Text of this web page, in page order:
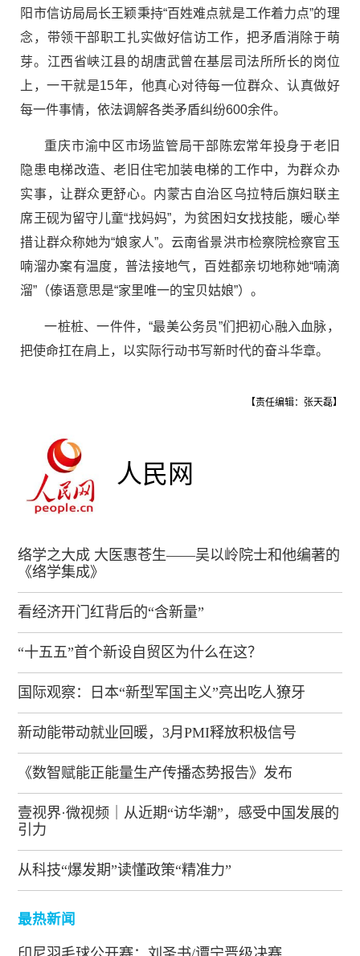
阳市信访局局长王颖秉持“百姓难点就是工作着力点”的理
念，带领干部职工扎实做好信访工作，把矛盾消除于萌
芽。江西省峡江县的胡唐武曾在基层司法所所长的岗位
上，一干就是15年，他真心对待每一位群众、认真做好
每一件事情，依法调解各类矛盾纠纷600余件。
重庆市渝中区市场监管局干部陈宏常年投身于老旧
隐患电梯改造、老旧住宅加装电梯的工作中，为群众办
实事，让群众更舒心。内蒙古自治区乌拉特后旗妇联主
席王砚为留守儿童“找妈妈”，为贫困妇女找技能，暖心举
措让群众称她为“娘家人”。云南省景洪市检察院检察官玉
喃溜办案有温度，普法接地气，百姓都亲切地称她“喃滴
溜”（傣语意思是“家里唯一的宝贝姑娘”）。
一桩桩、一件件，“最美公务员”们把初心融入血脉，
把使命扛在肩上，以实际行动书写新时代的奋斗华章。
【责任编辑：张天磊】
人民网
络学之大成 大医惠苍生——吴以岭院士和他编著的
《络学集成》
看经济开门红背后的“含新量”
“十五五”首个新设自贸区为什么在这？
国际观察：日本“新型军国主义”亮出吃人獠牙
新动能带动就业回暖，3月PMI释放积极信号
《数智赋能正能量生产传播态势报告》发布
壹视界·微视频｜从近期“访华潮”，感受中国发展的
引力
从科技“爆发期”读懂政策“精准力”
最热新闻